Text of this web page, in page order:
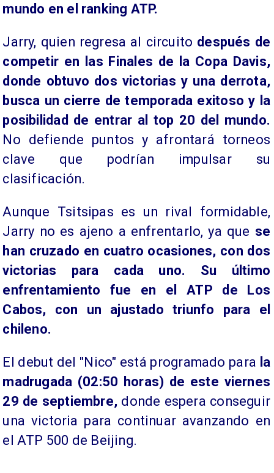
mundo en el ranking ATP.
Jarry, quien regresa al circuito después de
competir en las Finales de la Copa Davis,
donde obtuvo dos victorias y una derrota,
busca un cierre de temporada exitoso y la
posibilidad de entrar al top 20 del mundo.
No defiende puntos y afrontará torneos
clave que podrían impulsar su
clasificación.
Aunque Tsitsipas es un rival formidable,
Jarry no es ajeno a enfrentarlo, ya que se
han cruzado en cuatro ocasiones, con dos
victorias para cada uno. Su último
enfrentamiento fue en el ATP de Los
Cabos, con un ajustado triunfo para el
chileno.
El debut del "Nico" está programado para la
madrugada (02:50 horas) de este viernes
29 de septiembre, donde espera conseguir
una victoria para continuar avanzando en
el ATP 500 de Beijing.